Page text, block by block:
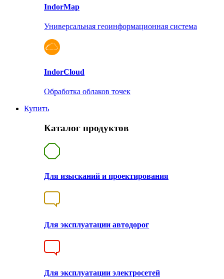
IndorMap
Универсальная геоинформационная система
IndorCloud
Обработка облаков точек
Купить
Каталог продуктов
Для изысканий и проектирования
Для эксплуатации автодорог
Для эксплуатации электросетей